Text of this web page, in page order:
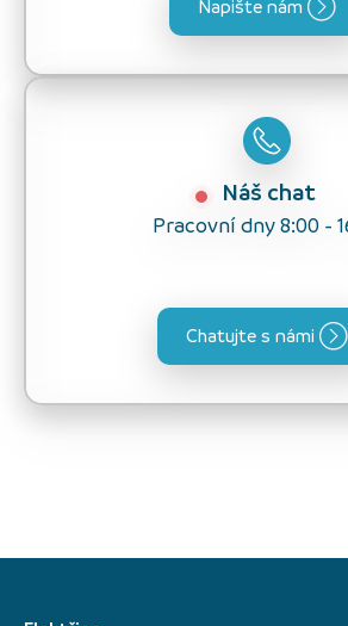
Napište nám
Náš chat
Pracovní dny 8:00 -
Chatujte s námi